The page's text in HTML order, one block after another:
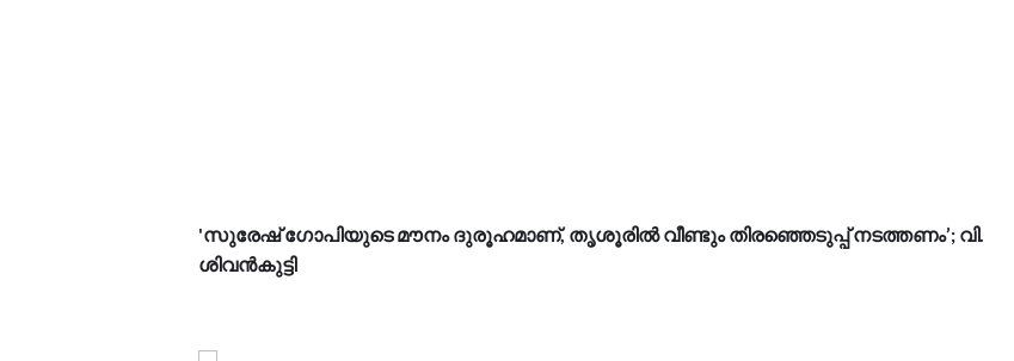
'സുരേഷ് ഗോപിയുടെ മൗനം ദുരൂഹമാണ്, തൃശൂരിൽ വീണ്ടും തിരഞ്ഞെടുപ്പ് നടത്തണം’; വി.
ശിവൻകുട്ടി